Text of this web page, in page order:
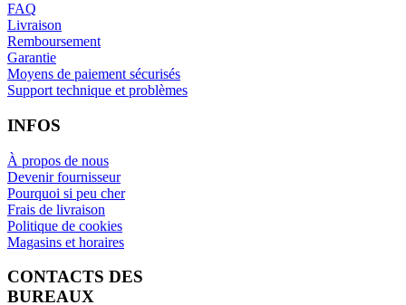
FAQ
Livraison
Remboursement
Garantie
Moyens de paiement sécurisés
Support technique et problèmes
INFOS
À propos de nous
Devenir fournisseur
Pourquoi si peu cher
Frais de livraison
Politique de cookies
Magasins et horaires
CONTACTS DES
BUREAUX